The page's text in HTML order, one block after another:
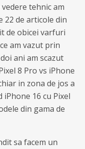
tehnic am
22 de articole din
de obicei varfuri
am vazut prin
ani am scazut
8 Pro vs iPhone
in zona de jos a
16 cu Pixel
din gama de
sa facem un